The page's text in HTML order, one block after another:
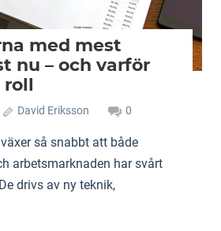
med mest
nu – och varför
roll
David Eriksson 0
så snabbt att både
arbetsmarknaden har svårt
drivs av ny teknik,